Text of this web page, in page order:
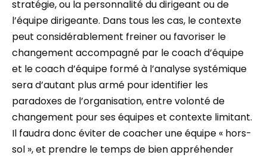
stratégie, ou la personnalité du dirigeant ou de
l’équipe dirigeante. Dans tous les cas, le contexte
peut considérablement freiner ou favoriser le
changement accompagné par le coach d’équipe
et le coach d’équipe formé à l’analyse systémique
sera d’autant plus armé pour identifier les
paradoxes de l’organisation, entre volonté de
changement pour ses équipes et contexte limitant.
Il faudra donc éviter de coacher une équipe « hors-
sol », et prendre le temps de bien appréhender